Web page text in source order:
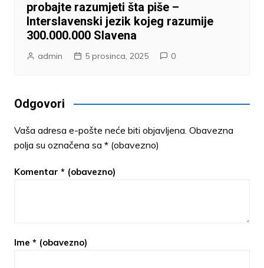
probajte razumjeti šta piše –
Interslavenski jezik kojeg razumije
300.000.000 Slavena
admin 5 prosinca, 2025 0
Odgovori
Vaša adresa e-pošte neće biti objavljena. Obavezna
polja su označena sa * (obavezno)
Komentar * (obavezno)
Ime * (obavezno)